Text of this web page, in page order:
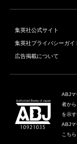
集英社公式サイト
集英社プライバシーガイ
広告掲載について
ABJマ
者か
を示
ABJマ
こちら